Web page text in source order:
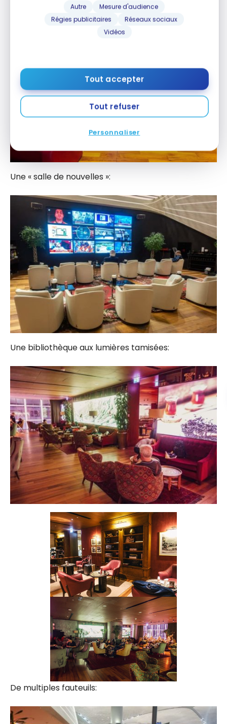
Autre
Mesure d'audience
Régies publicitaires
Réseaux sociaux
Vidéos
Tout accepter
Tout refuser
Personnaliser
Que ce soit un cinéma:
Une « salle de nouvelles »:
Une bibliothèque aux lumières tamisées:
De multiples fauteuils: